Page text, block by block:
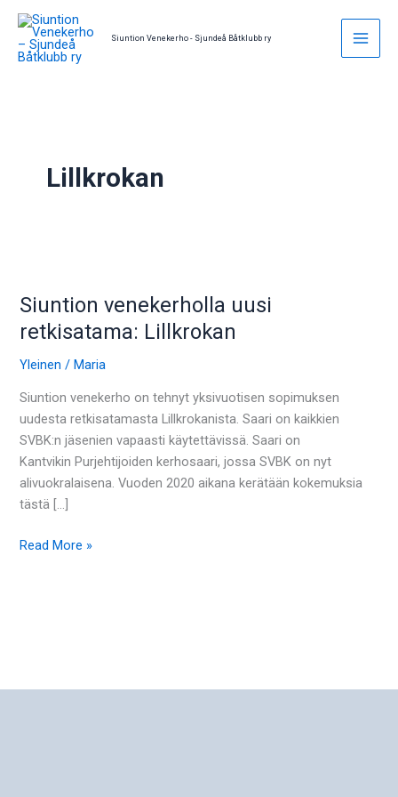
Skip
content
Siuntion Venekerho - Sjundeå Båtklubb ry
Lillkrokan
Siuntion venekerholla uusi
retkisatama: Lillkrokan
Yleinen /Maria
Siuntion venekerho on tehnyt yksivuotisen sopimuksen
uudesta retkisatamasta Lillkrokanista. Saari on kaikkien
SVBK:n jäsenien vapaasti käytettävissä. Saari on
Kantvikin Purjehtijoiden kerhosaari, jossa SVBK on nyt
alivuokralaisena. Vuoden 2020 aikana kerätään kokemuksia
tästä […]
uusi
retkisatama:
Read More »